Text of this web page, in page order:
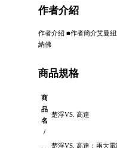
作者介紹
作者介紹 ■作者簡介艾曼
納佛
商品規格
商
品
名
/
楚浮VS. 高達
楚浮VS. 高達：兩大